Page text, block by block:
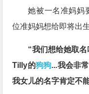
她被一名准妈妈
位准妈妈想给即将出
“我们想给她取
Tilly的狗狗...我会非
我女儿的名字肯定不